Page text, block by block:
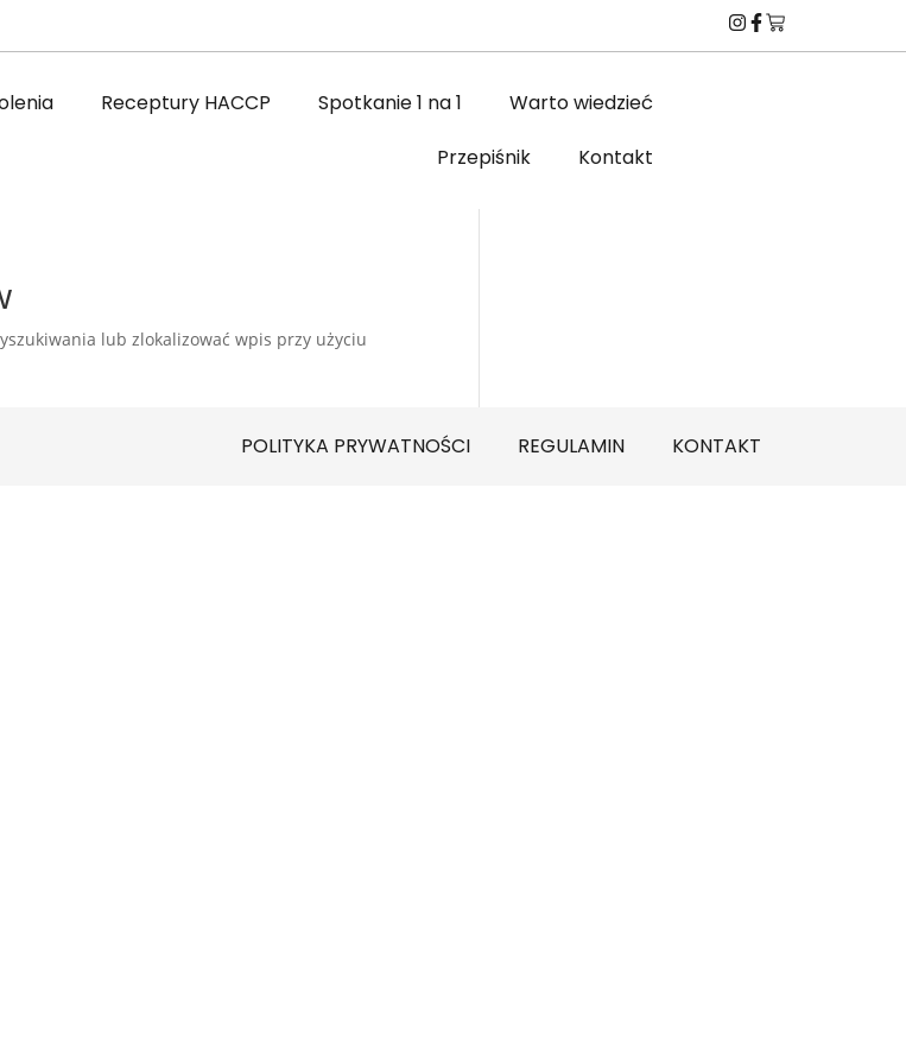
Receptury HACCP Spotkanie 1 na 1
Warto wiedzieć
Przepiśnik
Kontakt
lub zlokalizować wpis przy użyciu
POLITYKA PRYWATNOŚCI REGULAMIN KONTAKT